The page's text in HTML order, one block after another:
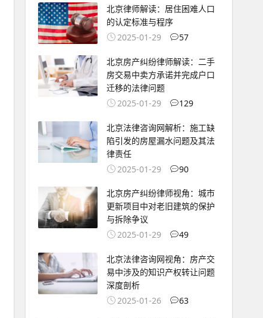
北京律师解读：居住困难人口
的认定标准与程序
2025-01-29
57
北京房产纠纷律师解读：二手
房交易中卖方承诺并完成户口
迁移的法律问题
2025-01-29
129
北京法律咨询网解析：施工缺
陷引发的房屋漏水问题及其法
律责任
2025-01-29
90
北京房产纠纷律师视角：城市
更新项目中对老旧建筑的保护
与拆除争议
2025-01-29
49
北京法律咨询网视角：房产交
易中涉及的知识产权转让问题
深度剖析
2025-01-26
63